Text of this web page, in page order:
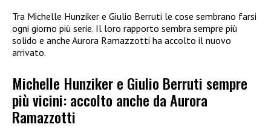
Tra Michelle Hunziker e Giulio Berruti le cose sembrano farsi
ogni giorno più serie. Il loro rapporto sembra sempre più
solido e anche Aurora Ramazzotti ha accolto il nuovo
arrivato.
Michelle Hunziker e Giulio Berruti sempre
più vicini: accolto anche da Aurora
Ramazzotti